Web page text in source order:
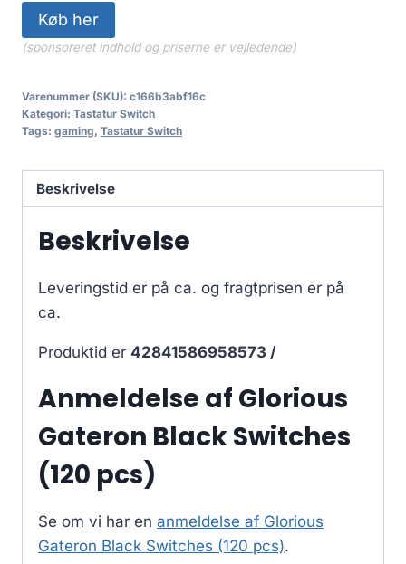
Køb her
(sponsoreret indhold og priserne er vejledende)
Varenummer (SKU): c166b3abf16c
Kategori: Tastatur Switch
Tags: gaming, Tastatur Switch
Beskrivelse
Beskrivelse
Leveringstid er på ca. og fragtprisen er på
ca.
Produktid er 42841586958573 /
Anmeldelse af Glorious
Gateron Black Switches
(120 pcs)
Se om vi har en anmeldelse af Glorious
Gateron Black Switches (120 pcs).